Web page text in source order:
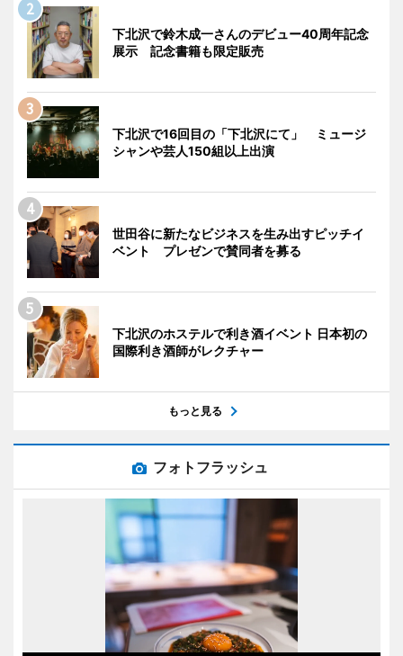
下北沢で鈴木成一さんのデビュー40周年記念
展示 記念書籍も限定販売
下北沢で16回目の「下北沢にて」 ミュージ
シャンや芸人150組以上出演
世田谷に新たなビジネスを生み出すピッチイ
ベント プレゼンで賛同者を募る
下北沢のホステルで利き酒イベント 日本初の
国際利き酒師がレクチャー
もっと見る
フォトフラッシュ